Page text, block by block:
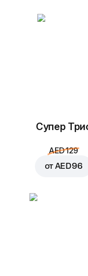
Супер
AED 129
от AED 96